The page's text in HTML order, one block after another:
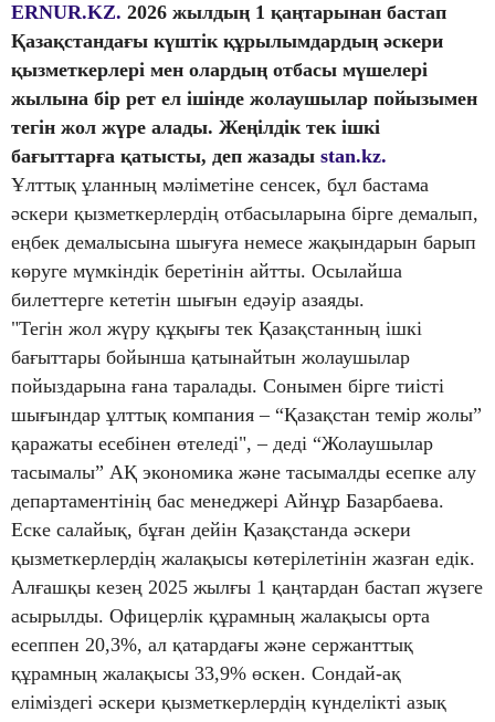
ERNUR.KZ. 2026 жылдың 1 қаңтарынан бастап
Қазақстандағы күштік құрылымдардың әскери
қызметкерлері мен олардың отбасы мүшелері
жылына бір рет ел ішінде жолаушылар пойызымен
тегін жол жүре алады. Жеңілдік тек ішкі
бағыттарға қатысты, деп жазады stan.kz.
Ұлттық ұланның мәліметіне сенсек, бұл бастама
әскери қызметкерлердің отбасыларына бірге демалып,
еңбек демалысына шығуға немесе жақындарын барып
көруге мүмкіндік беретінін айтты. Осылайша
билеттерге кететін шығын едәуір азаяды.
"Тегін жол жүру құқығы тек Қазақстанның ішкі
бағыттары бойынша қатынайтын жолаушылар
пойыздарына ғана таралады. Сонымен бірге тиісті
шығындар ұлттық компания – “Қазақстан темір жолы”
қаражаты есебінен өтеледі", – деді “Жолаушылар
тасымалы” АҚ экономика және тасымалды есепке алу
департаментінің бас менеджері Айнұр Базарбаева.
Еске салайық, бұған дейін Қазақстанда әскери
қызметкерлердің жалақысы көтерілетінін жазған едік.
Алғашқы кезең 2025 жылғы 1 қаңтардан бастап жүзеге
асырылды. Офицерлік құрамның жалақысы орта
есеппен 20,3%, ал қатардағы және сержанттық
құрамның жалақысы 33,9% өскен. Сондай-ақ
еліміздегі әскери қызметкерлердің күнделікті азық